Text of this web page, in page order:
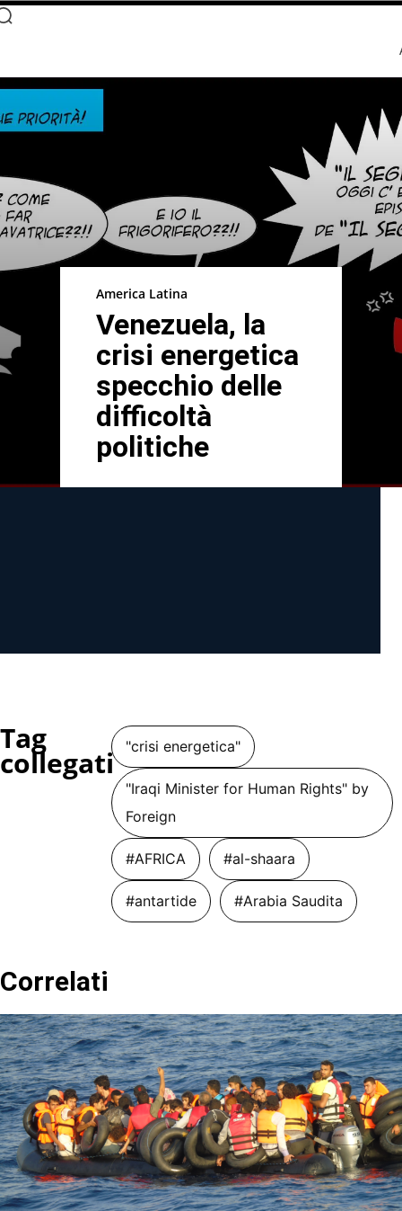
America Latina
Venezuela, la
crisi energetica
specchio delle
difficoltà
politiche
Tag
collegati "crisi energetica"
"Iraqi Minister for Human Rights" by
Foreign
#AFRICA #al-shaara
#antartide #Arabia Saudita
Correlati